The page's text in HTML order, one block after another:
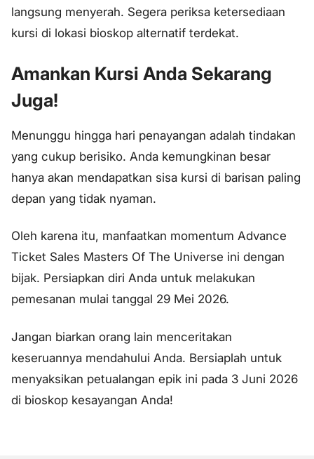
langsung menyerah. Segera periksa ketersediaan
kursi di lokasi bioskop alternatif terdekat.
Amankan Kursi Anda Sekarang
Juga!
Menunggu hingga hari penayangan adalah tindakan
yang cukup berisiko. Anda kemungkinan besar
hanya akan mendapatkan sisa kursi di barisan paling
depan yang tidak nyaman.
Oleh karena itu, manfaatkan momentum Advance
Ticket Sales Masters Of The Universe ini dengan
bijak. Persiapkan diri Anda untuk melakukan
pemesanan mulai tanggal 29 Mei 2026.
Jangan biarkan orang lain menceritakan
keseruannya mendahului Anda. Bersiaplah untuk
menyaksikan petualangan epik ini pada 3 Juni 2026
di bioskop kesayangan Anda!